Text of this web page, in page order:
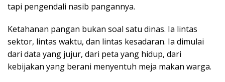
tapi pengendali nasib pangannya.
Ketahanan pangan bukan soal satu dinas. Ia lintas
sektor, lintas waktu, dan lintas kesadaran. Ia dimulai
dari data yang jujur, dari peta yang hidup, dari
kebijakan yang berani menyentuh meja makan warga.